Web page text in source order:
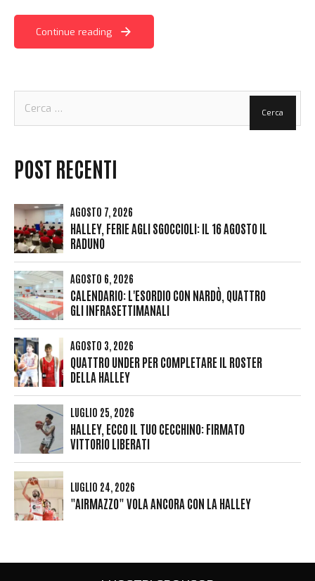
Continue reading
per:
POST RECENTI
AGOSTO 7, 2026
HALLEY, FERIE AGLI SGOCCIOLI: IL 16 AGOSTO IL
RADUNO
AGOSTO 6, 2026
CALENDARIO: L'ESORDIO CON NARDÒ, QUATTRO
GLI INFRASETTIMANALI
AGOSTO 3, 2026
QUATTRO UNDER PER COMPLETARE IL ROSTER
DELLA HALLEY
LUGLIO 25, 2026
HALLEY, ECCO IL TUO CECCHINO: FIRMATO
VITTORIO LIBERATI
LUGLIO 24, 2026
"AIRMAZZO" VOLA ANCORA CON LA HALLEY